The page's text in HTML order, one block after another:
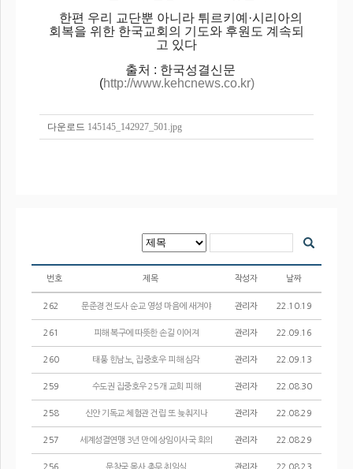
한편 우리 교단뿐 아니라 튀르키예·시리아의
회복을 위한 한국교회의 기도와 후원도 계속되
고 있다
출처 : 한국성결신문
(http://www.kehcnews.co.kr)
다운로드 145145_142927_501.jpg
번호 제목 작성자 날짜
262 문준경 전도사 순교 영성 마음에 새겨야 관리자 22.10.19
261 피해 복구에 따뜻한 손길 이어져 관리자 22.09.16
260 태풍 힌남노, 집중호우 피해 심각 관리자 22.09.13
259 수도권 집중호우 25개 교회 피해 관리자 22.08.30
258 신안 기독교 체험관 건립 또 늦춰지나 관리자 22.08.29
257 세계성결연맹 3년 만에 상임이사국 회의 관리자 22.08.29
256 문창국 목사 총무 취임식 관리자 22.08.23